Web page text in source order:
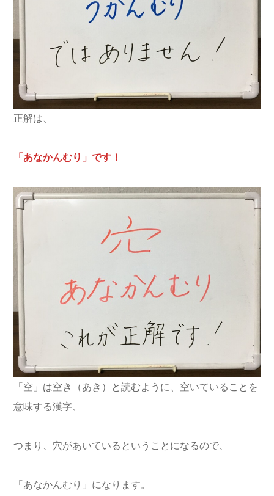
正解は、
「あなかんむり」です！
「空」は空き（あき）と読むように、空いていることを
意味する漢字、
つまり、穴があいているということになるので、
「あなかんむり」になります。